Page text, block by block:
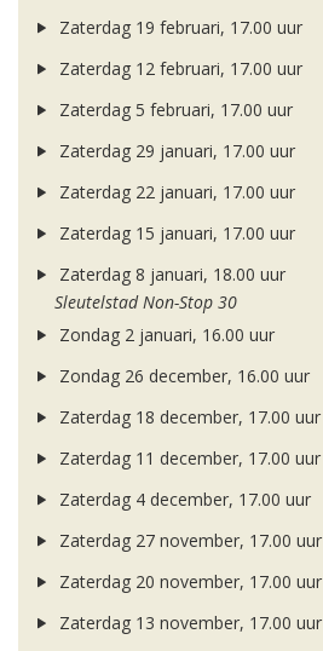
Zaterdag 19 februari, 17.00 uur
Zaterdag 12 februari, 17.00 uur
Zaterdag 5 februari, 17.00 uur
Zaterdag 29 januari, 17.00 uur
Zaterdag 22 januari, 17.00 uur
Zaterdag 15 januari, 17.00 uur
Zaterdag 8 januari, 18.00 uur
Sleutelstad Non-Stop 30
Zondag 2 januari, 16.00 uur
Zondag 26 december, 16.00 uur
Zaterdag 18 december, 17.00 uur
Zaterdag 11 december, 17.00 uur
Zaterdag 4 december, 17.00 uur
Zaterdag 27 november, 17.00 uur
Zaterdag 20 november, 17.00 uur
Zaterdag 13 november, 17.00 uur